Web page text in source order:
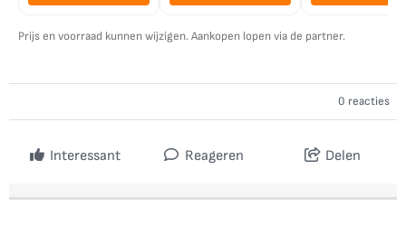
Prijs en voorraad kunnen wijzigen. Aankopen lopen via de partner.
0 reacties
Interessant Reageren Delen